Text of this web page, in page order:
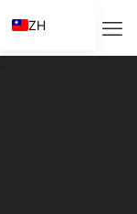
ZH
EN